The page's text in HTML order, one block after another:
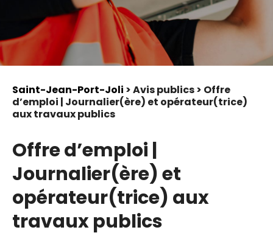
Saint-Jean-Port-Joli > Avis publics > Offre
d’emploi | Journalier(ère) et opérateur(trice)
aux travaux publics
Offre d’emploi |
Journalier(ère) et
opérateur(trice) aux
travaux publics